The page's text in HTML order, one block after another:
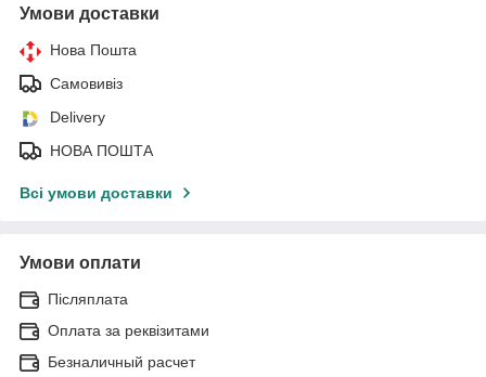
Умови доставки
Нова Пошта
Самовивіз
Delivery
НОВА ПОШТА
Всі умови доставки
Умови оплати
Післяплата
Оплата за реквізитами
Безналичный расчет